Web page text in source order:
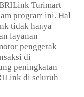
Turimart
program ini. Hal
tidak hanya
layanan
penggerak
di
peningkatan
di seluruh